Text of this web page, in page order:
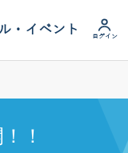
・イベント ログイン
！